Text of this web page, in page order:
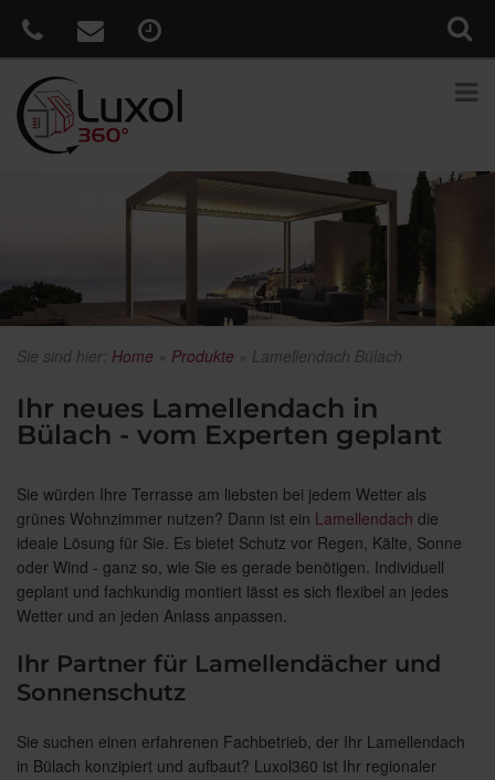
Sie sind hier: Home » Produkte » Lamellendach Bülach
Ihr neues Lamellendach in
Bülach - vom Experten geplant
Sie würden Ihre Terrasse am liebsten bei jedem Wetter als
grünes Wohnzimmer nutzen? Dann ist ein Lamellendach die
ideale Lösung für Sie. Es bietet Schutz vor Regen, Kälte, Sonne
oder Wind - ganz so, wie Sie es gerade benötigen. Individuell
geplant und fachkundig montiert lässt es sich flexibel an jedes
Wetter und an jeden Anlass anpassen.
Ihr Partner für Lamellendächer und
Sonnenschutz
Sie suchen einen erfahrenen Fachbetrieb, der Ihr Lamellendach
in Bülach konzipiert und aufbaut? Luxol360 ist Ihr regionaler